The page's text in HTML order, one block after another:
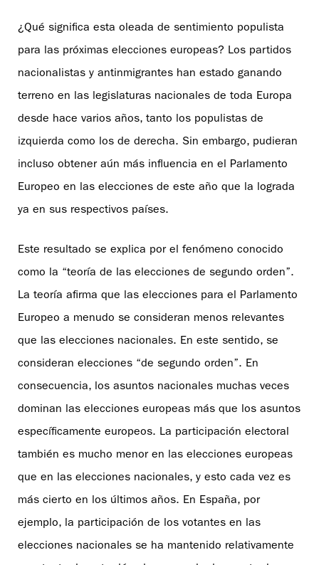
¿Qué significa esta oleada de sentimiento populista
para las próximas elecciones europeas? Los partidos
nacionalistas y antinmigrantes han estado ganando
terreno en las legislaturas nacionales de toda Europa
desde hace varios años, tanto los populistas de
izquierda como los de derecha. Sin embargo, pudieran
incluso obtener aún más influencia en el Parlamento
Europeo en las elecciones de este año que la lograda
ya en sus respectivos países.
Este resultado se explica por el fenómeno conocido
como la “teoría de las elecciones de segundo orden”.
La teoría afirma que las elecciones para el Parlamento
Europeo a menudo se consideran menos relevantes
que las elecciones nacionales. En este sentido, se
consideran elecciones “de segundo orden”. En
consecuencia, los asuntos nacionales muchas veces
dominan las elecciones europeas más que los asuntos
específicamente europeos. La participación electoral
también es mucho menor en las elecciones europeas
que en las elecciones nacionales, y esto cada vez es
más cierto en los últimos años. En España, por
ejemplo, la participación de los votantes en las
elecciones nacionales se ha mantenido relativamente